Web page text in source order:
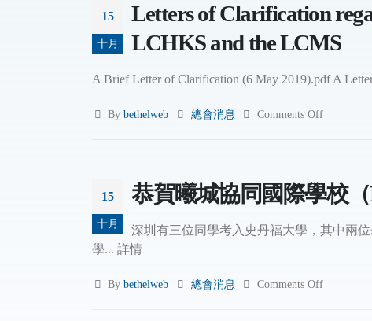
15
十月
Letters of Clarification
LCHKS and the LCMS
A Brief Letter of Clarification (6 May 2019).pdf A
Bybethelweb 總會消息 Comments Off
15
十月
恭賀曦城協同國際學校
深圳有三位同學考入史丹福大學，其中兩
學... 詳情
Bybethelweb 總會消息 Comments Off